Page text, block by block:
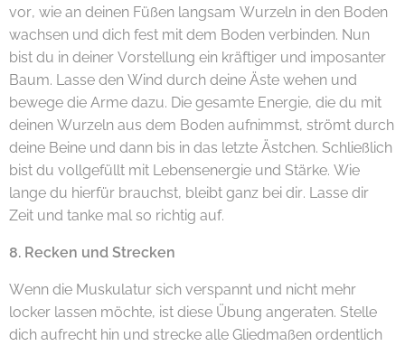
vor, wie an deinen Füßen langsam Wurzeln in den Boden
wachsen und dich fest mit dem Boden verbinden. Nun
bist du in deiner Vorstellung ein kräftiger und imposanter
Baum. Lasse den Wind durch deine Äste wehen und
bewege die Arme dazu. Die gesamte Energie, die du mit
deinen Wurzeln aus dem Boden aufnimmst, strömt durch
deine Beine und dann bis in das letzte Ästchen. Schließlich
bist du vollgefüllt mit Lebensenergie und Stärke. Wie
lange du hierfür brauchst, bleibt ganz bei dir. Lasse dir
Zeit und tanke mal so richtig auf.
8. Recken und Strecken
Wenn die Muskulatur sich verspannt und nicht mehr
locker lassen möchte, ist diese Übung angeraten. Stelle
dich aufrecht hin und strecke alle Gliedmaßen ordentlich